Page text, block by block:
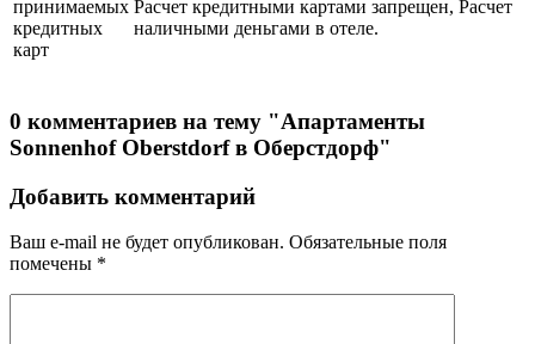
принимаемых
кредитных
карт
Расчет кредитными картами запрещен, Расчет
наличными деньгами в отеле.
0 комментариев на тему "Апартаменты
Sonnenhof Oberstdorf в Оберстдорф"
Добавить комментарий
Ваш e-mail не будет опубликован. Обязательные поля
помечены *